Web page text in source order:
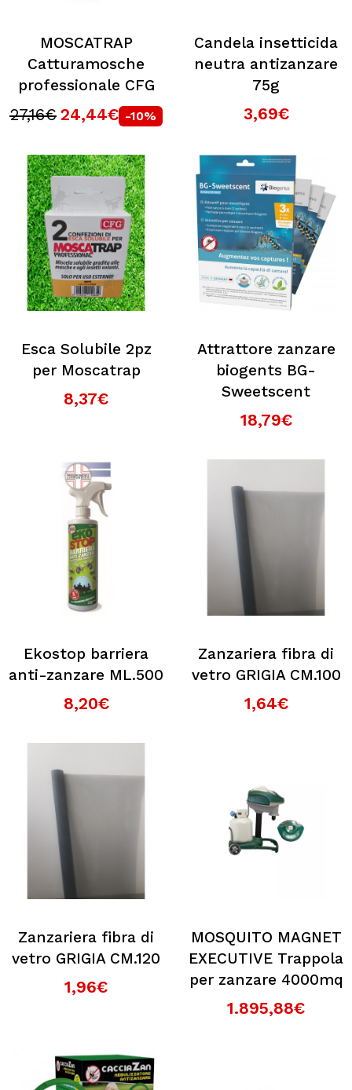
MOSCATRAP
Catturamosche
professionale CFG
27,16€ 24,44€ -10%
Candela insetticida
neutra antizanzare
75g
3,69€
Esca Solubile 2pz
per Moscatrap
8,37€
Attrattore zanzare
biogents BG-
Sweetscent
18,79€
Ekostop barriera
anti-zanzare ML.500
8,20€
Zanzariera fibra di
vetro GRIGIA CM.100
1,64€
Zanzariera fibra di
vetro GRIGIA CM.120
1,96€
MOSQUITO MAGNET
EXECUTIVE Trappola
per zanzare 4000mq
1.895,88€